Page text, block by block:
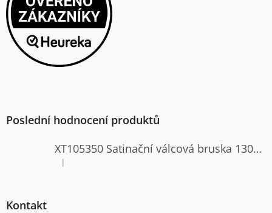
Poslední hodnocení produktů
XT105350 Satinační válcová bruska 1300W
Hodnocení produktu je 4 z 5 hvězdiček.
|
Kontakt